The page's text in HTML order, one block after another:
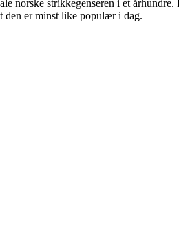
norske strikkegenseren i et
den er minst like populær i dag.